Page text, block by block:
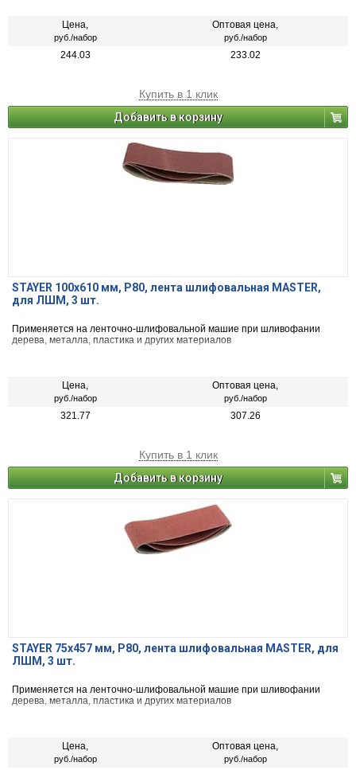
Цена,
руб./набор
Оптовая цена,
руб./набор
244.03 233.02
Купить в 1 клик
Добавить в корзину
STAYER 100х610 мм, P80, лента шлифовальная MASTER,
для ЛШМ, 3 шт.
Применяется на ленточно-шлифовальной машие при шливофании
дерева, металла, пластика и других материалов
Цена,
руб./набор
Оптовая цена,
руб./набор
321.77 307.26
Купить в 1 клик
Добавить в корзину
STAYER 75х457 мм, P80, лента шлифовальная MASTER, для
ЛШМ, 3 шт.
Применяется на ленточно-шлифовальной машие при шливофании
дерева, металла, пластика и других материалов
Цена,
руб./набор
Оптовая цена,
руб./набор